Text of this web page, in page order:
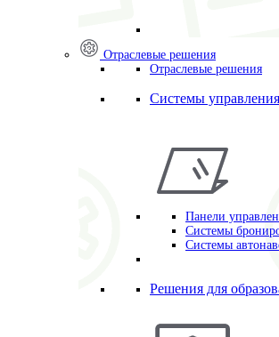
Отраслевые решения
Отраслевые решения
Системы управления
Панели
Системы
Системы
Решения для